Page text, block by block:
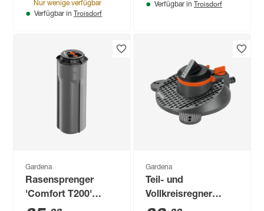
Nur wenige verfügbar
Verfügbar in Troisdorf
Verfügbar in Troisdorf
Gardena
Rasensprenger
'Comfort T200'
Gardena
Teil- und
Vollkreisregner